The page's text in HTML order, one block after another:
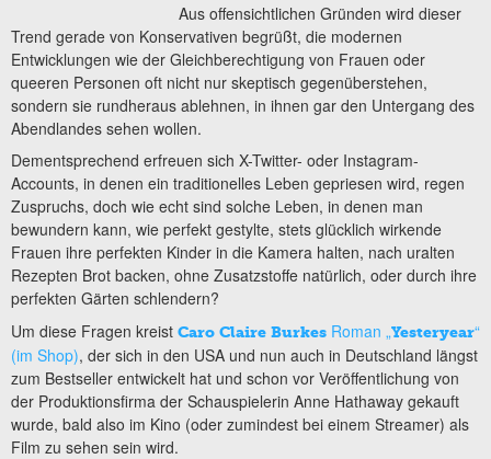
Aus offensichtlichen Gründen wird dieser
Trend gerade von Konservativen begrüßt, die modernen
Entwicklungen wie der Gleichberechtigung von Frauen oder
queeren Personen oft nicht nur skeptisch gegenüberstehen,
sondern sie rundheraus ablehnen, in ihnen gar den Untergang des
Abendlandes sehen wollen.
Dementsprechend erfreuen sich X-Twitter- oder Instagram-
Accounts, in denen ein traditionelles Leben gepriesen wird, regen
Zuspruchs, doch wie echt sind solche Leben, in denen man
bewundern kann, wie perfekt gestylte, stets glücklich wirkende
Frauen ihre perfekten Kinder in die Kamera halten, nach uralten
Rezepten Brot backen, ohne Zusatzstoffe natürlich, oder durch ihre
perfekten Gärten schlendern?
Um diese Fragen kreist Caro Claire Burkes Roman „Yesteryear“
(im Shop), der sich in den USA und nun auch in Deutschland längst
zum Bestseller entwickelt hat und schon vor Veröffentlichung von
der Produktionsfirma der Schauspielerin Anne Hathaway gekauft
wurde, bald also im Kino (oder zumindest bei einem Streamer) als
Film zu sehen sein wird.